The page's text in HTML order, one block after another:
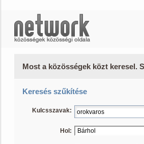
Most a közösségek közt keresel.
Keresés szűkítése
Kulcsszavak:
Hol: